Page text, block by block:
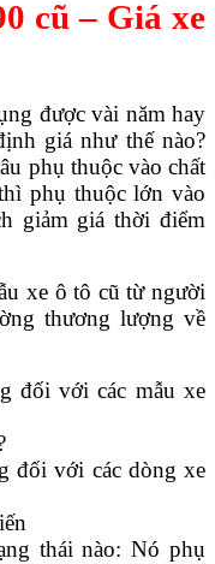
cũ – Giá xe
được vài năm hay
giá như thế nào?
phụ thuộc vào chất
phụ thuộc lớn vào
giảm giá thời điểm
xe ô tô cũ từ người
thương lượng về
đối với các mẫu xe
đối với các dòng xe
thái nào: Nó phụ